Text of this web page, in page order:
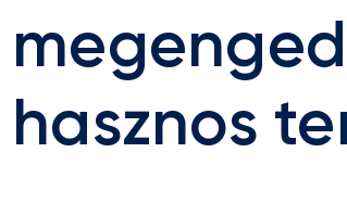
hasznos